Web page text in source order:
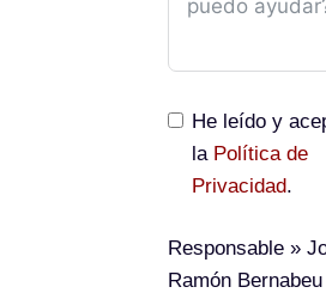
He leído y
la Política de
Privacidad.
Responsable »
Ramón Bernabeu